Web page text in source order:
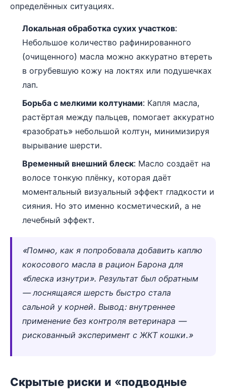
определённых ситуациях.
Локальная обработка сухих участков:
Небольшое количество рафинированного
(очищенного) масла можно аккуратно втереть
в огрубевшую кожу на локтях или подушечках
лап.
Борьба с мелкими колтунами: Капля масла,
растёртая между пальцев, помогает аккуратно
«разобрать» небольшой колтун, минимизируя
вырывание шерсти.
Временный внешний блеск: Масло создаёт на
волосе тонкую плёнку, которая даёт
моментальный визуальный эффект гладкости и
сияния. Но это именно косметический, а не
лечебный эффект.
«Помню, как я попробовала добавить каплю
кокосового масла в рацион Барона для
«блеска изнутри». Результат был обратным
— лоснящаяся шерсть быстро стала
сальной у корней. Вывод: внутреннее
применение без контроля ветеринара —
рискованный эксперимент с ЖКТ кошки.»
Скрытые риски и «подводные